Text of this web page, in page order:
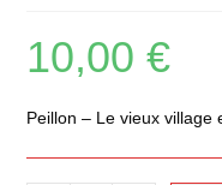
10,00€
Peillon – Le vieux village